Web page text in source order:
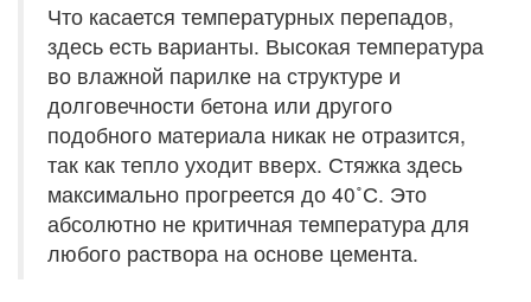
Что касается температурных перепадов,
здесь есть варианты. Высокая температура
во влажной парилке на структуре и
долговечности бетона или другого
подобного материала никак не отразится,
так как тепло уходит вверх. Стяжка здесь
максимально прогреется до 40˚С. Это
абсолютно не критичная температура для
любого раствора на основе цемента.